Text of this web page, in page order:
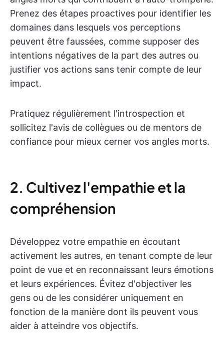
Prenez des étapes proactives pour identifier les
domaines dans lesquels vos perceptions
peuvent être faussées, comme supposer des
intentions négatives de la part des autres ou
justifier vos actions sans tenir compte de leur
impact.
Pratiquez régulièrement l'introspection et
sollicitez l'avis de collègues ou de mentors de
confiance pour mieux cerner vos angles morts.
2. Cultivez l'empathie et la
compréhension
Développez votre empathie en écoutant
activement les autres, en tenant compte de leur
point de vue et en reconnaissant leurs émotions
et leurs expériences. Évitez d'objectiver les
gens ou de les considérer uniquement en
fonction de la manière dont ils peuvent vous
aider à atteindre vos objectifs.